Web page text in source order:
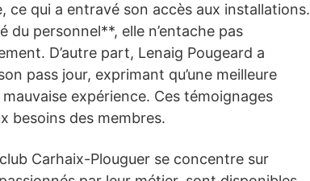
ce qui a entravé son accès aux installations.
personnel**, elle n’entache pas
D’autre part, Lenaig Pougeard a
pass jour, exprimant qu’une meilleure
expérience. Ces témoignages
besoins des membres.
Carhaix-Plouguer se concentre sur